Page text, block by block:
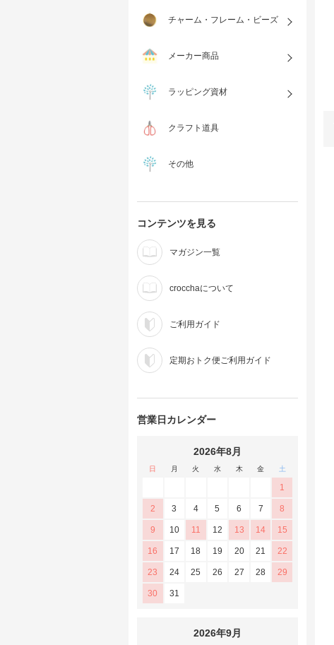
チャーム・フレーム・ビーズ
メーカー商品
ラッピング資材
クラフト道具
その他
コンテンツを見る
マガジン一覧
crocchaについて
ご利用ガイド
定期おトク便ご利用ガイド
営業日カレンダー
2026年8月
日 月 火 水 木 金 土
1
2 3 4 5 6 7 8
9 10 11 12 13 14 15
16 17 18 19 20 21 22
23 24 25 26 27 28 29
30 31
2026年9月